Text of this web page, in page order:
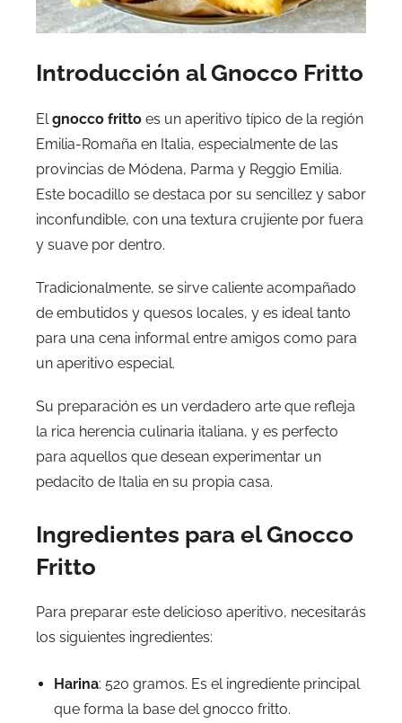
Introducción al Gnocco Fritto
El gnocco fritto es un aperitivo típico de la región
Emilia-Romaña en Italia, especialmente de las
provincias de Módena, Parma y Reggio Emilia.
Este bocadillo se destaca por su sencillez y sabor
inconfundible, con una textura crujiente por fuera
y suave por dentro.
Tradicionalmente, se sirve caliente acompañado
de embutidos y quesos locales, y es ideal tanto
para una cena informal entre amigos como para
un aperitivo especial.
Su preparación es un verdadero arte que refleja
la rica herencia culinaria italiana, y es perfecto
para aquellos que desean experimentar un
pedacito de Italia en su propia casa.
Ingredientes para el Gnocco
Fritto
Para preparar este delicioso aperitivo, necesitarás
los siguientes ingredientes:
Harina: 520 gramos. Es el ingrediente principal
que forma la base del gnocco fritto.